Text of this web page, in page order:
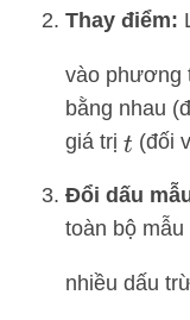
Thay điểm:
vào phương
bằng nhau
giá trị t (đối
Đổi dấu
toàn bộ mẫu
nhiều dấu